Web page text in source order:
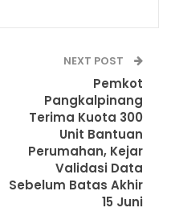
NEXT POST
Pemkot
Pangkalpinang
Terima Kuota 300
Unit Bantuan
Perumahan, Kejar
Validasi Data
Sebelum Batas Akhir
15 Juni